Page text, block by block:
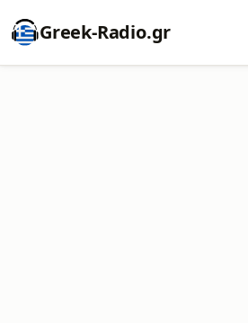
Greek-Radio.gr